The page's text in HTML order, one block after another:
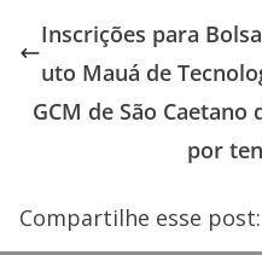
b
o
o
d
o
n
l e
Inscrições para
uto Mauá de
GCM de São
por
Compartilhe esse post: